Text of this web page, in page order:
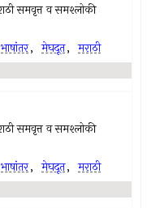
समवृत्त व समश्लोकी
भाषांतर, मेघदूत, मराठी
समवृत्त व समश्लोकी
भाषांतर, मेघदूत, मराठी